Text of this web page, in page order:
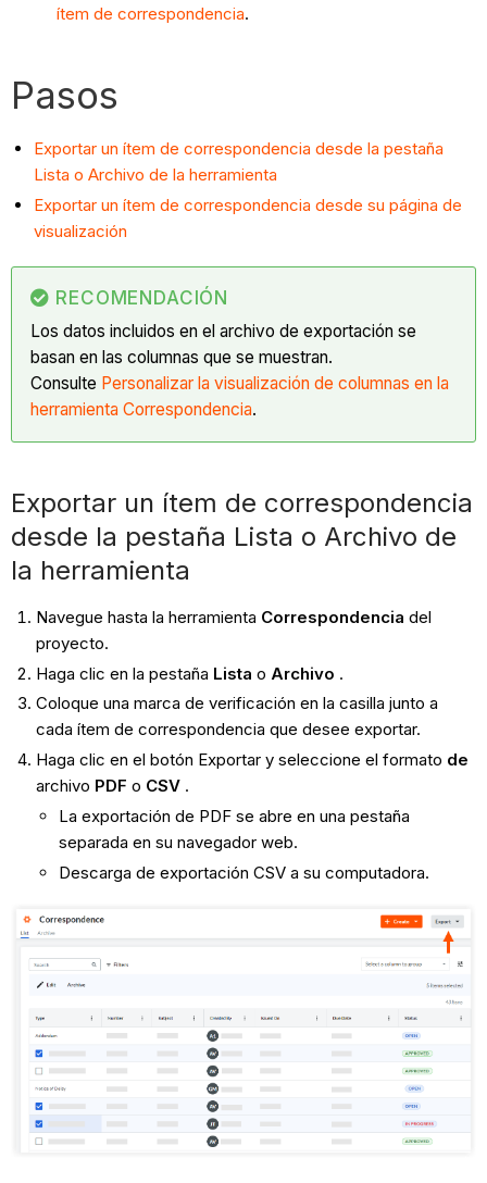
ítem de correspondencia.
Pasos
Exportar un ítem de correspondencia desde la pestaña
Lista o Archivo de la herramienta
Exportar un ítem de correspondencia desde su página de
visualización
RECOMENDACIÓN
Los datos incluidos en el archivo de exportación se
basan en las columnas que se muestran.
Consulte Personalizar la visualización de columnas en la
herramienta Correspondencia.
Exportar un ítem de correspondencia
desde la pestaña Lista o Archivo de
la herramienta
Navegue hasta la herramienta Correspondencia del
proyecto.
Haga clic en la pestaña Lista o Archivo .
Coloque una marca de verificación en la casilla junto a
cada ítem de correspondencia que desee exportar.
Haga clic en el botón Exportar y seleccione el formato de
archivo PDF o CSV .
La exportación de PDF se abre en una pestaña
separada en su navegador web.
Descarga de exportación CSV a su computadora.